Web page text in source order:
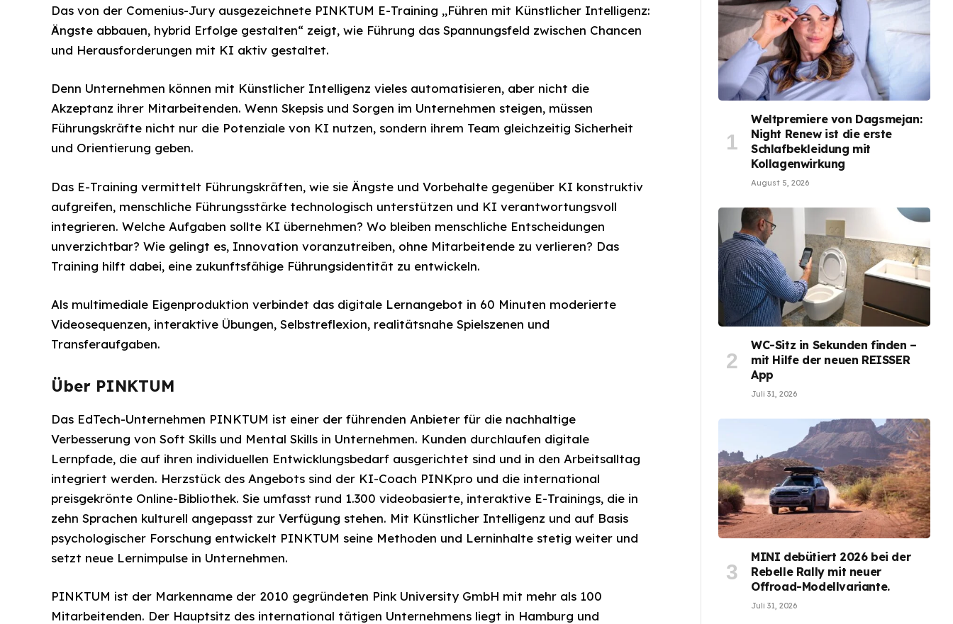
Das von der Comenius-Jury ausgezeichnete PINKTUM E-Training „Führen mit Künstlicher Intelligenz:
Ängste abbauen, hybrid Erfolge gestalten“ zeigt, wie Führung das Spannungsfeld zwischen Chancen
und Herausforderungen mit KI aktiv gestaltet.
Denn Unternehmen können mit Künstlicher Intelligenz vieles automatisieren, aber nicht die
Akzeptanz ihrer Mitarbeitenden. Wenn Skepsis und Sorgen im Unternehmen steigen, müssen
Führungskräfte nicht nur die Potenziale von KI nutzen, sondern ihrem Team gleichzeitig Sicherheit
und Orientierung geben.
Das E-Training vermittelt Führungskräften, wie sie Ängste und Vorbehalte gegenüber KI konstruktiv
aufgreifen, menschliche Führungsstärke technologisch unterstützen und KI verantwortungsvoll
integrieren. Welche Aufgaben sollte KI übernehmen? Wo bleiben menschliche Entscheidungen
unverzichtbar? Wie gelingt es, Innovation voranzutreiben, ohne Mitarbeitende zu verlieren? Das
Training hilft dabei, eine zukunftsfähige Führungsidentität zu entwickeln.
Als multimediale Eigenproduktion verbindet das digitale Lernangebot in 60 Minuten moderierte
Videosequenzen, interaktive Übungen, Selbstreflexion, realitätsnahe Spielszenen und
Transferaufgaben.
Über PINKTUM
Das EdTech-Unternehmen PINKTUM ist einer der führenden Anbieter für die nachhaltige
Verbesserung von Soft Skills und Mental Skills in Unternehmen. Kunden durchlaufen digitale
Lernpfade, die auf ihren individuellen Entwicklungsbedarf ausgerichtet sind und in den Arbeitsalltag
integriert werden. Herzstück des Angebots sind der KI-Coach PINKpro und die international
preisgekrönte Online-Bibliothek. Sie umfasst rund 1.300 videobasierte, interaktive E-Trainings, die in
zehn Sprachen kulturell angepasst zur Verfügung stehen. Mit Künstlicher Intelligenz und auf Basis
psychologischer Forschung entwickelt PINKTUM seine Methoden und Lerninhalte stetig weiter und
setzt neue Lernimpulse in Unternehmen.
PINKTUM ist der Markenname der 2010 gegründeten Pink University GmbH mit mehr als 100
Mitarbeitenden. Der Hauptsitz des international tätigen Unternehmens liegt in Hamburg und
Weltpremiere von Dagsmejan:
Night Renew ist die erste
Schlafbekleidung mit
Kollagenwirkung
August 5, 2026
WC-Sitz in Sekunden finden –
mit Hilfe der neuen REISSER
App
Juli 31, 2026
MINI debütiert 2026 bei der
Rebelle Rally mit neuer
Offroad-Modellvariante.
Juli 31, 2026